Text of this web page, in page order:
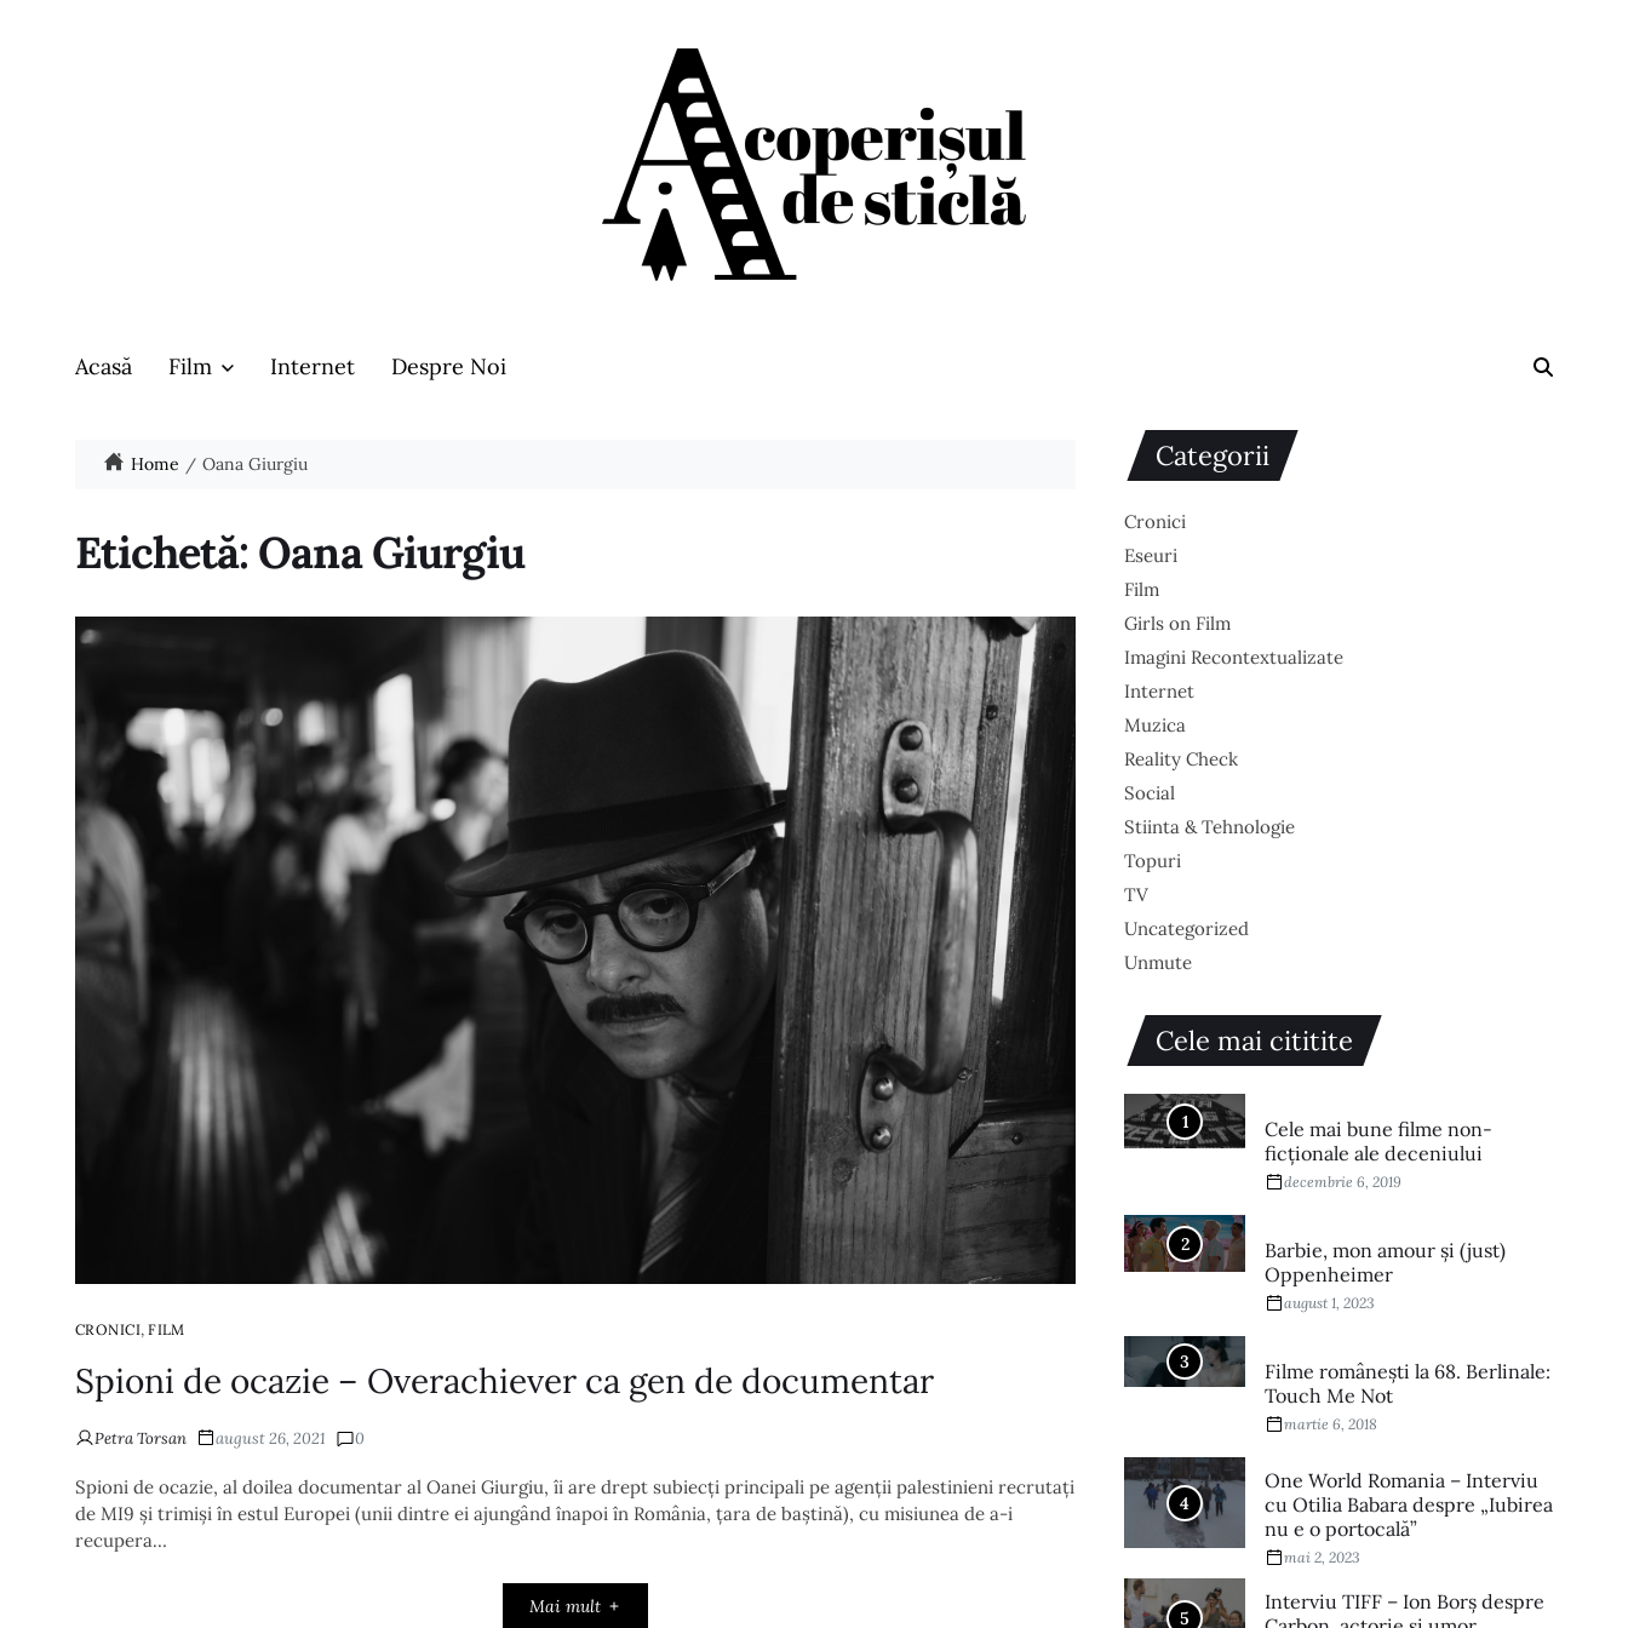
Acasă Film Internet Despre Noi
Home Oana Giurgiu
Etichetă: Oana Giurgiu
CRONICI,FILM
Spioni de ocazie – Overachiever ca gen de documentar
Petra Torsan august 26, 2021 0
Spioni de ocazie, al doilea documentar al Oanei Giurgiu, îi are drept subiecți principali pe agenții palestinieni recrutați
de MI9 și trimiși în estul Europei (unii dintre ei ajungând înapoi în România, țara de baștină), cu misiunea de a-i
recupera…
Mai mult
Categorii
Cronici
Eseuri
Film
Girls on Film
Imagini Recontextualizate
Internet
Muzica
Reality Check
Social
Stiinta & Tehnologie
Topuri
TV
Uncategorized
Unmute
Cele mai cititite
1
Cele mai bune filme non-
ficționale ale deceniului
decembrie 6, 2019
2
Barbie, mon amour și (just)
Oppenheimer
august 1, 2023
3
Filme româneşti la 68. Berlinale:
Touch Me Not
martie 6, 2018
4
One World Romania – Interviu
cu Otilia Babara despre „Iubirea
nu e o portocală”
mai 2, 2023
5
Interviu TIFF – Ion Borș despre